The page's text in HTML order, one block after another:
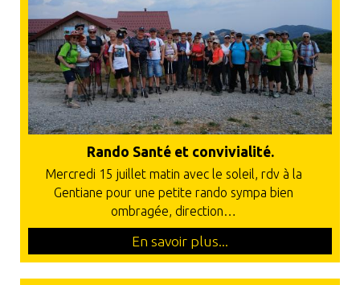
Rando Santé et convivialité.
Mercredi 15 juillet matin avec le soleil, rdv à la
Gentiane pour une petite rando sympa bien
ombragée, direction…
En savoir plus...